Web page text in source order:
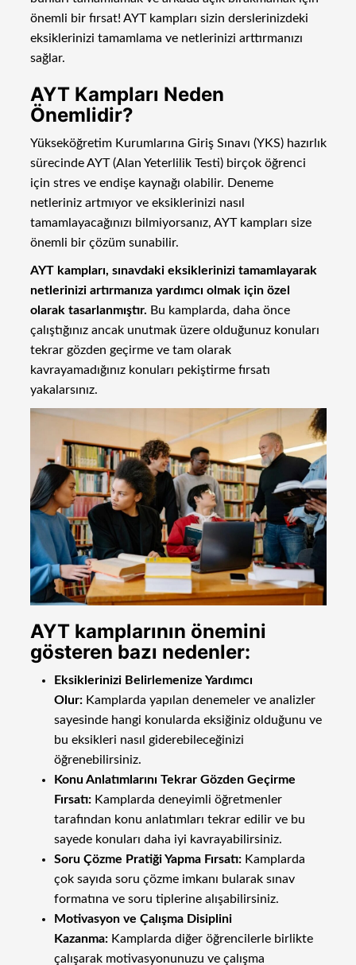
önemli bir fırsat! AYT kampları sizin derslerinizdeki
eksiklerinizi tamamlama ve netlerinizi arttırmanızı
sağlar.
AYT Kampları Neden
Önemlidir?
Yükseköğretim Kurumlarına Giriş Sınavı (YKS) hazırlık
sürecinde AYT (Alan Yeterlilik Testi) birçok öğrenci
için stres ve endişe kaynağı olabilir. Deneme
netleriniz artmıyor ve eksiklerinizi nasıl
tamamlayacağınızı bilmiyorsanız, AYT kampları size
önemli bir çözüm sunabilir.
AYT kampları, sınavdaki eksiklerinizi tamamlayarak
netlerinizi artırmanıza yardımcı olmak için özel
olarak tasarlanmıştır. Bu kamplarda, daha önce
çalıştığınız ancak unutmak üzere olduğunuz konuları
tekrar gözden geçirme ve tam olarak
kavrayamadığınız konuları pekiştirme fırsatı
yakalarsınız.
AYT kamplarının önemini
gösteren bazı nedenler:
Eksiklerinizi Belirlemenize Yardımcı
Olur:Kamplarda yapılan denemeler ve analizler
sayesinde hangi konularda eksiğiniz olduğunu ve
bu eksikleri nasıl giderebileceğinizi
öğrenebilirsiniz.
Konu Anlatımlarını Tekrar Gözden Geçirme
Fırsatı:Kamplarda deneyimli öğretmenler
tarafından konu anlatımları tekrar edilir ve bu
sayede konuları daha iyi kavrayabilirsiniz.
Soru Çözme Pratiği Yapma Fırsatı:Kamplarda
çok sayıda soru çözme imkanı bularak sınav
formatına ve soru tiplerine alışabilirsiniz.
Motivasyon ve Çalışma Disiplini
Kazanma:Kamplarda diğer öğrencilerle birlikte
çalışarak motivasyonunuzu ve çalışma